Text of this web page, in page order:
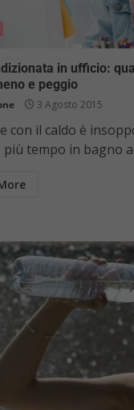
in ufficio:
e peggio
3 Agosto 2015
con il caldo è
più tempo in bagno